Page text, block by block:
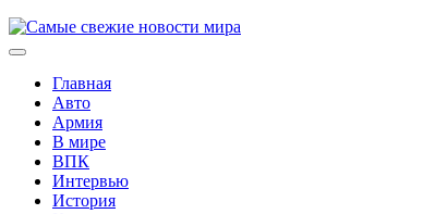
Skip
to
Expand
Главная
Авто
Армия
В мире
ВПК
Интервью
История